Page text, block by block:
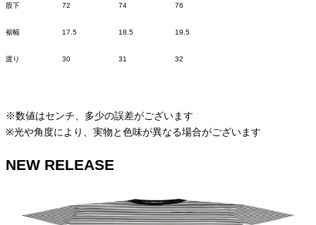
股下 72 74 76
裾幅 17.5 18.5 19.5
渡り 30 31 32
※数値はセンチ、多少の誤差がございます
※光や角度により、実物と色味が異なる場合がございます
NEW RELEASE